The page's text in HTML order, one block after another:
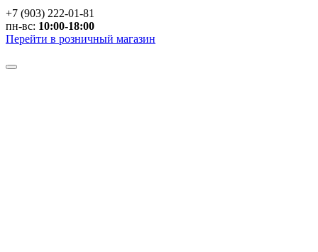
+7 (903) 222-01-81
пн-вс: 10:00-18:00
Перейти в розничный магазин